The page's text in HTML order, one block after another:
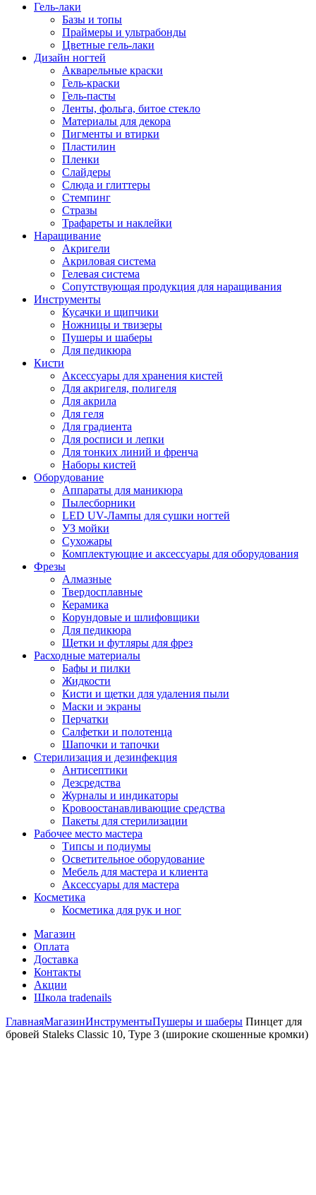
Гель-лаки
Базы и топы
Праймеры и ультрабонды
Цветные гель-лаки
Дизайн ногтей
Акварельные краски
Гель-краски
Гель-пасты
Ленты, фольга, битое стекло
Материалы для декора
Пигменты и втирки
Пластилин
Пленки
Слайдеры
Слюда и глиттеры
Стемпинг
Стразы
Трафареты и наклейки
Наращивание
Акригели
Акриловая система
Гелевая система
Сопутствующая продукция для наращивания
Инструменты
Кусачки и щипчики
Ножницы и твизеры
Пушеры и шаберы
Для педикюра
Кисти
Аксессуары для хранения кистей
Для акригеля, полигеля
Для акрила
Для геля
Для градиента
Для росписи и лепки
Для тонких линий и френча
Наборы кистей
Оборудование
Аппараты для маникюра
Пылесборники
LED UV-Лампы для сушки ногтей
УЗ мойки
Сухожары
Комплектующие и аксессуары для оборудования
Фрезы
Алмазные
Твердосплавные
Керамика
Корундовые и шлифовщики
Для педикюра
Щетки и футляры для фрез
Расходные материалы
Бафы и пилки
Жидкости
Кисти и щетки для удаления пыли
Маски и экраны
Перчатки
Салфетки и полотенца
Шапочки и тапочки
Стерилизация и дезинфекция
Антисептики
Дезсредства
Журналы и индикаторы
Кровоостанавливающие средства
Пакеты для стерилизации
Рабочее место мастера
Типсы и подиумы
Осветительное оборудование
Мебель для мастера и клиента
Аксессуары для мастера
Косметика
Косметика для рук и ног
Магазин
Оплата
Доставка
Контакты
Акции
Школа tradenails
ГлавнаяМагазинИнструментыПушеры и шаберы Пинцет для
бровей Staleks Classic 10, Type 3 (широкие скошенные кромки)